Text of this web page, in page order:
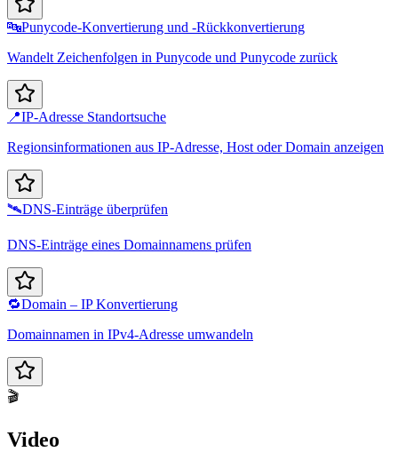
🔤Punycode-Konvertierung und -Rückkonvertierung
Wandelt Zeichenfolgen in Punycode und Punycode zurück
📍IP-Adresse Standortsuche
Regionsinformationen aus IP-Adresse, Host oder Domain anzeigen
🛰️DNS-Einträge überprüfen
DNS-Einträge eines Domainnamens prüfen
🔁Domain – IP Konvertierung
Domainnamen in IPv4-Adresse umwandeln
🎬
Video